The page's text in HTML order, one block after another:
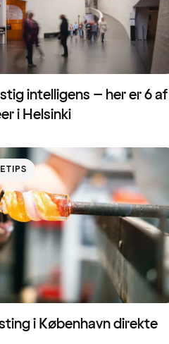
intelligens – her er 6 af
i Helsinki
i København direkte